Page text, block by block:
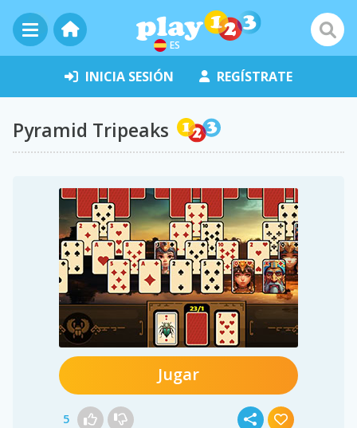
ES
INICIA SESIÓN REGÍSTRATE
Pyramid Tripeaks
Jugar
5